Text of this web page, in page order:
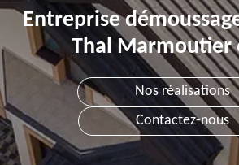
Entreprise
Thal Marmoutier
Nos réalisations
Contactez-nous